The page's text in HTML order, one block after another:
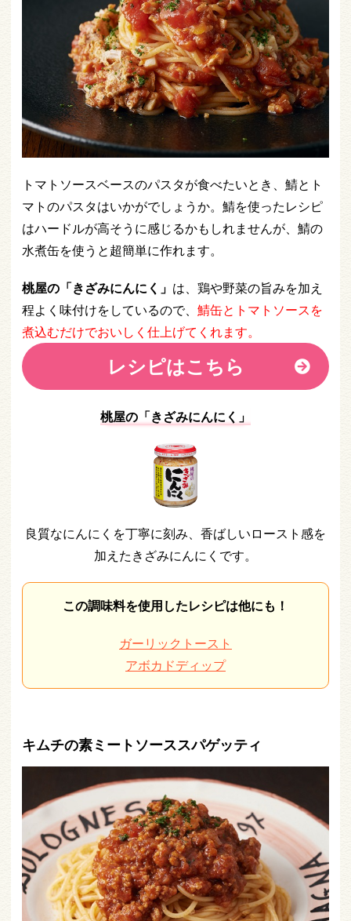
トマトソースベースのパスタが食べたいとき、鯖とト
マトのパスタはいかがでしょうか。鯖を使ったレシピ
はハードルが高そうに感じるかもしれませんが、鯖の
水煮缶を使うと超簡単に作れます。
桃屋の「きざみにんにく」 は、鶏や野菜の旨みを加え
程よく味付けをしているので、 鯖缶とトマトソースを
煮込むだけでおいしく仕上げてくれます。
レシピはこちら
桃屋の「きざみにんにく」
良質なにんにくを丁寧に刻み、香ばしいロースト感を
加えたきざみにんにくです。
この調味料を使用したレシピは他にも！
ガーリックトースト
アボカドディップ
キムチの素ミートソーススパゲッティ